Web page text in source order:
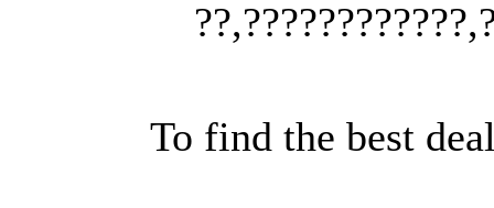
To find the best